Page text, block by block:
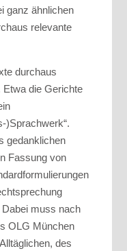
ganz ähnlichen
relevante
durchaus
die Gerichte
)Sprachwerk“.
gedanklichen
Fassung von
muss nach
OLG München
des